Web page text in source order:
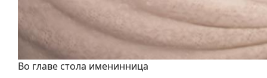
Во главе стола именинница